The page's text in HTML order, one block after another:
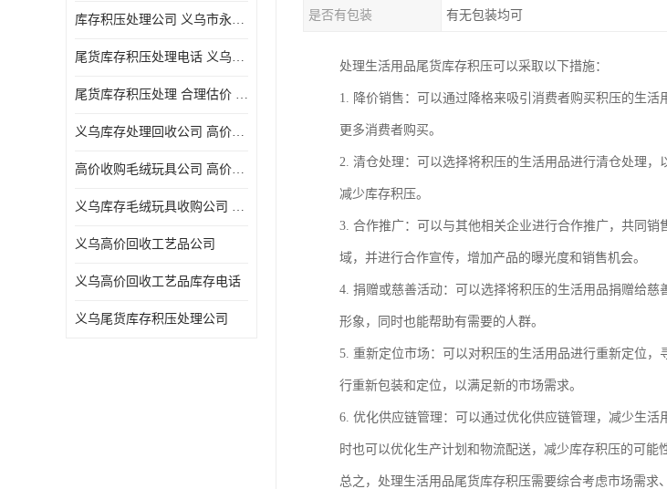
库存厨具回收
库存积压处理公司 义乌市永峰贸易商行
尾货库存积压处理电话 义乌市永峰贸易商行
尾货库存积压处理 合理估价 量大量小均可
义乌库存处理回收公司 高价回收库存积压 大量尾货回收
高价收购毛绒玩具公司 高价回收库存积压 回收库存 二手勿扰
义乌库存毛绒玩具收购公司 高价回收库存积压 义乌市永峰贸易商行
义乌高价回收工艺品公司
义乌高价回收工艺品库存电话
义乌尾货库存积压处理公司
是否有包装 有无包装均可
处理生活用品尾货库存积压可以采取以下措施：
1. 降价销售：可以通过降格来吸引消费者购买积压的生
更多消费者购买。
2. 清仓处理：可以选择将积压的生活用品进行清仓处理
减少库存积压。
3. 合作推广：可以与其他相关企业进行合作推广，共同
域，并进行合作宣传，增加产品的曝光度和销售机会。
4. 捐赠或慈善活动：可以选择将积压的生活用品捐赠给
形象，同时也能帮助有需要的人群。
5. 重新定位市场：可以对积压的生活用品进行重新定位
行重新包装和定位，以满足新的市场需求。
6. 优化供应链管理：可以通过优化供应链管理，减少生
时也可以优化生产计划和物流配送，减少库存积压的可能
总之，处理生活用品尾货库存积压需要综合考虑市场需